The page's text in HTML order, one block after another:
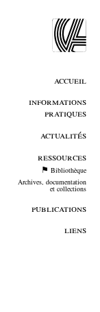
accueil
informations
pratiques
actualités
ressources
Bibliothèque
Archives, documentation
et collections
publications
liens